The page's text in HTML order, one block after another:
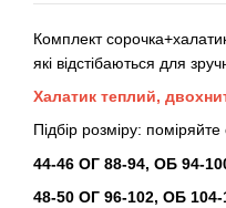
Комплект
які відстібаються для
Халатик теплий,
Підбір розміру:
44-46 ОГ 88-94, ОБ 94-
48-50 ОГ 96-102, ОБ 104-